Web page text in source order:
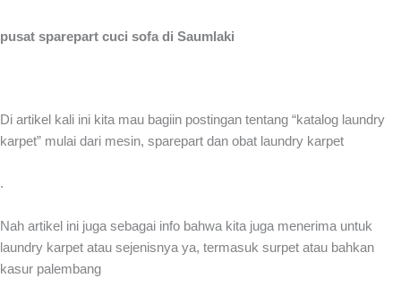
pusat sparepart cuci sofa di Saumlaki
Di artikel kali ini kita mau bagiin postingan tentang “katalog laundry
karpet” mulai dari mesin, sparepart dan obat laundry karpet
.
Nah artikel ini juga sebagai info bahwa kita juga menerima untuk
laundry karpet atau sejenisnya ya, termasuk surpet atau bahkan
kasur palembang